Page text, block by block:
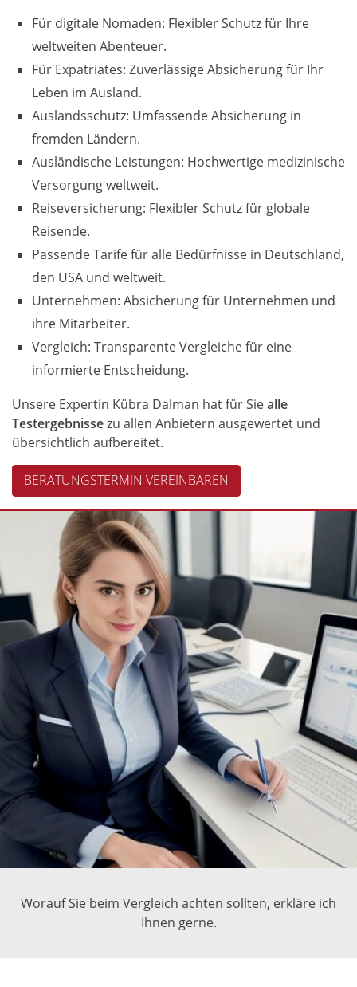
Für digitale Nomaden: Flexibler Schutz für Ihre
weltweiten Abenteuer.
Für Expatriates: Zuverlässige Absicherung für Ihr
Leben im Ausland.
Auslandsschutz: Umfassende Absicherung in
fremden Ländern.
Ausländische Leistungen: Hochwertige medizinische
Versorgung weltweit.
Reiseversicherung: Flexibler Schutz für globale
Reisende.
Passende Tarife für alle Bedürfnisse in Deutschland,
den USA und weltweit.
Unternehmen: Absicherung für Unternehmen und
ihre Mitarbeiter.
Vergleich: Transparente Vergleiche für eine
informierte Entscheidung.
Unsere Expertin Kübra Dalman hat für Siealle
Testergebnissezu allen Anbietern ausgewertet und
übersichtlich aufbereitet.
BERATUNGSTERMIN VEREINBAREN
Worauf Sie beim Vergleich achten sollten, erkläre ich
Ihnen gerne.